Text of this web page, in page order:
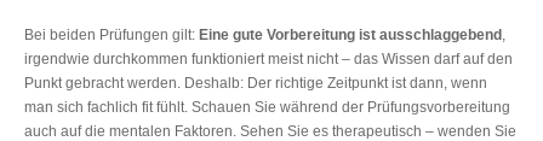
Bei beiden Prüfungen gilt: Eine gute Vorbereitung ist ausschlaggebend
irgendwie durchkommen funktioniert meist nicht ‒ das Wissen darf auf den
Punkt gebracht werden. Deshalb: Der richtige Zeitpunkt ist dann, wenn
man sich fachlich fit fühlt. Schauen Sie während der Prüfungsvorbereitung
auch auf die mentalen Faktoren. Sehen Sie es therapeutisch – wenden Sie